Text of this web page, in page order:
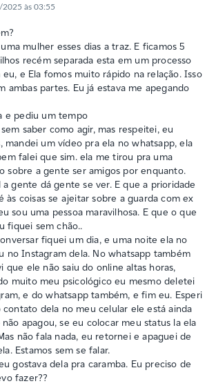
às 03:55
mulher esses dias a traz. E ficamos 5
recém separada esta em um processo
e Ela fomos muito rápido na relação. Isso
ambas partes. Eu já estava me apegando
e pediu um tempo
saber como agir, mas respeitei, eu
mandei um vídeo pra ela no whatsapp, ela
falei que sim. ela me tirou pra uma
sobre a gente ser amigos por enquanto.
gente dá gente se ver. E que a prioridade
às coisas se ajeitar sobre a guarda com ex
sou uma pessoa maravilhosa. E que o que
fiquei sem chão..
fiquei um dia, e uma noite ela no
no Instagram dela. No whatsapp também
que ele não saiu do online altas horas,
muito meu psicológico eu mesmo deletei
e do whatsapp também, e fim eu. Esperi
contato dela no meu celular ele está ainda
apagou, se eu colocar meu status la ela
não fala nada, eu retornei e apaguei de
Estamos sem se falar.
gostava dela pra caramba. Eu preciso de
fazer??